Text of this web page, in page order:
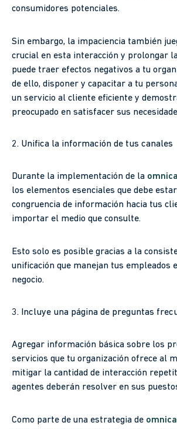
consumidores potenciales.
Sin embargo, la impaciencia también
crucial en esta interacción y prolongar
puede traer efectos negativos a tu
de ello, disponer y capacitar a tu
un servicio al cliente eficiente y
preocupado en satisfacer sus
2. Unifica la información de tus canales
Durante la implementación de la
los elementos esenciales que debe
congruencia de información hacia tus
importar el medio que consulte.
Esto solo es posible gracias a la
unificación que manejan tus empleados
negocio.
3. Incluye una página de preguntas
Agregar información básica sobre los
servicios que tu organización ofrece al
mitigar la cantidad de interacción
agentes deberán resolver en sus
Como parte de una estrategia de